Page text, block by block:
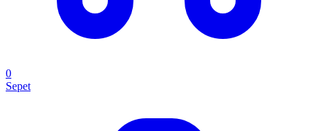
0
Sepet